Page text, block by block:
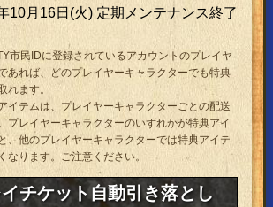
10月16日(火) 定期メンテナンス終了
市民IDに登録されているアカウントのプレイヤ
あれば、どのプレイヤーキャラクターでも特典
れます。
イテムは、プレイヤーキャラクターごとの配送
プレイヤーキャラクターのいずれかが特典アイ
、他のプレイヤーキャラクターでは特典アイテ
なります。ご注意ください。
イチケット自動引き落とし